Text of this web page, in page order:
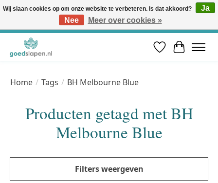
Vóór 12u besteld, volgende werkdag in huis* | Gratis verzending vanaf €50 | Professioneel slaapadvies
Verlanglijst
Home / Tags / BH Melbourne Blue
Producten getagd met BH
Melbourne Blue
Filters weergeven
Wij slaan cookies op om onze website te verbeteren. Is dat akkoord?
Ja
Nee
Meer over cookies »